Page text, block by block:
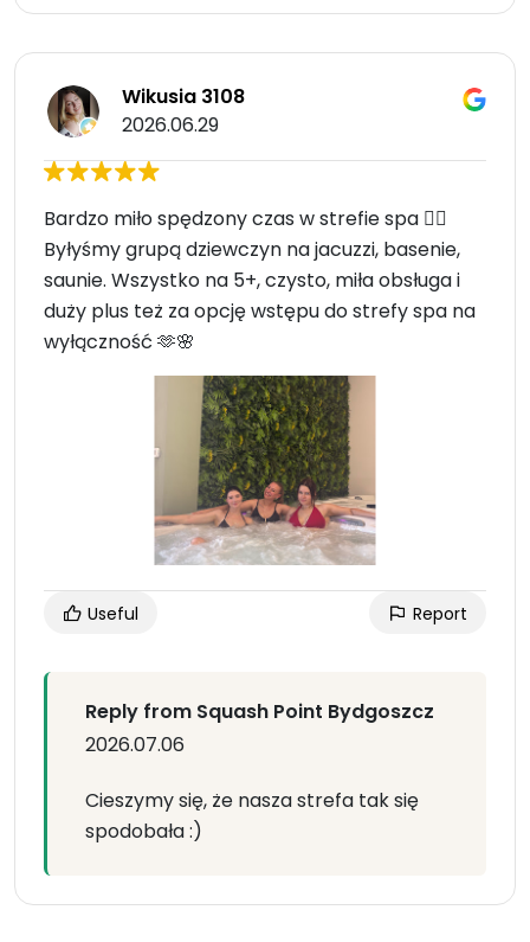
Wikusia 3108
2026.06.29
Bardzo miło spędzony czas w strefie spa 🧖‍♀️
Byłyśmy grupą dziewczyn na jacuzzi, basenie,
saunie. Wszystko na 5+, czysto, miła obsługa i
duży plus też za opcję wstępu do strefy spa na
wyłączność 🫶🌸
Useful Report
Reply from Squash Point Bydgoszcz
2026.07.06
Cieszymy się, że nasza strefa tak się
spodobała :)